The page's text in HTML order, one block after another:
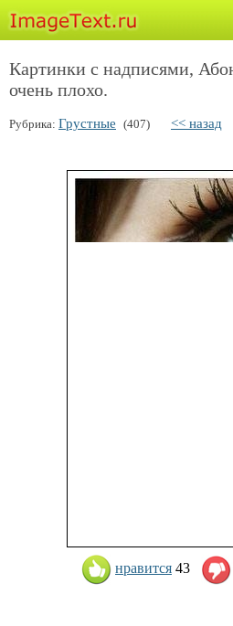
Картинки с надписями,
очень плохо.
Рубрика: Грустные (407) << назад
нравится 43